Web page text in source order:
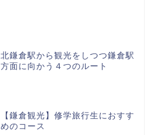
北鎌倉駅から観光をしつつ鎌倉駅
方面に向かう４つのルート
【鎌倉観光】修学旅行生におすす
めのコース